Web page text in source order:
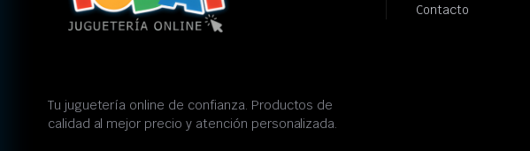
Tu juguetería online de confianza. Productos de
calidad al mejor precio y atención personalizada.
Contacto